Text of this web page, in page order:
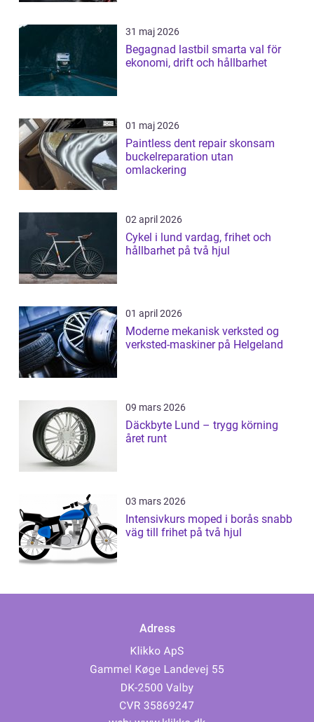
31 maj 2026
Begagnad lastbil smarta val för
ekonomi, drift och hållbarhet
01 maj 2026
Paintless dent repair skonsam
buckelreparation utan
omlackering
02 april 2026
Cykel i lund vardag, frihet och
hållbarhet på två hjul
01 april 2026
Moderne mekanisk verksted og
verksted-maskiner på Helgeland
09 mars 2026
Däckbyte Lund – trygg körning
året runt
03 mars 2026
Intensivkurs moped i borås snabb
väg till frihet på två hjul
Adress